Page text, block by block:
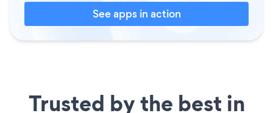
See apps in action
Trusted by the best in